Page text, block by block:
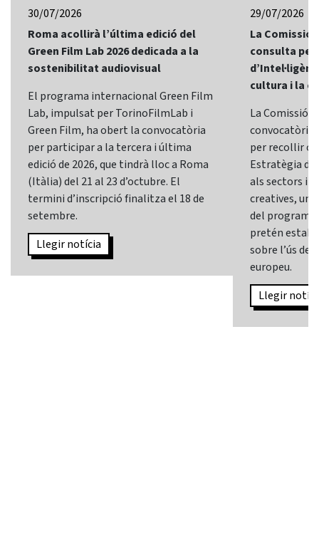
30/07/2026
Roma acollirà l’última edició del
Green Film Lab 2026 dedicada a la
sostenibilitat audiovisual
El programa internacional Green Film
Lab, impulsat per TorinoFilmLab i
Green Film, ha obert la convocatòria
per participar a la tercera i última
edició de 2026, que tindrà lloc a Roma
(Itàlia) del 21 al 23 d’octubre. El
termini d’inscripció finalitza el 18 de
setembre.
Llegir notícia
29/07/2026
La Comissió
consulta
cultura i la
La Comissió
convocatòria
per recollir
Estratègia
als sectors i
creatives,
del programa
pretén
sobre l’ús de
europeu.
Llegir